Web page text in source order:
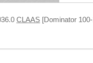
CLAAS [Dominator